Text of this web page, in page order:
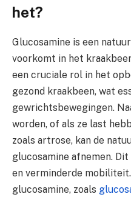
het?
Glucosamine is een
voorkomt in het
een cruciale rol in het
gezond kraakbeen, wat
gewrichtsbewegingen.
worden, of als ze last
zoals artrose, kan de
glucosamine afnemen.
en verminderde
glucosamine, zoals